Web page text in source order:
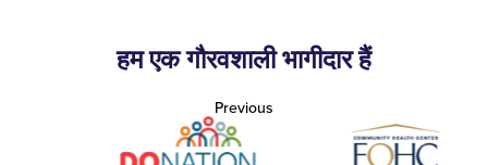
हम एक गौरवशाली भागीदार हैं
Previous